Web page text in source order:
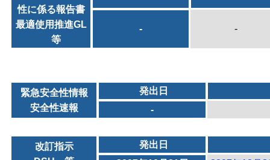
性に係る報告書
最適使用推進GL
等
- -
緊急安全性情報
安全性速報
発出日
-
改訂指示
発出日